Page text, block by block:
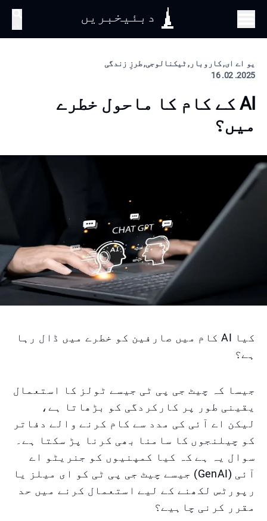
دبئیخبریں
یو اے ای, کاروبار, ٹیکنالوجی, طرزِ زندگی
2025. 02. 16
AI کے کام کا ماحول خطرے
میں؟
کیا AI کام میں صارفین کو خطرے میں ڈال رہا
ہے؟
جیسا کہ چیٹ جی پی ٹی جیسے ٹولز کا استعمال
یقینی طور پر کارکردگی کو بڑھاتا ہے،
لیکن اے آئی کی مدد سے کام کرنے والے دفاتر
کو چیلنجوں کا سامنا بھی کرنا پڑ سکتا ہے۔
سوال یہ ہے کہ کیا کمپنیوں کو جنریٹو اے
آئی (GenAI) جیسے چیٹ جی پی ٹی کو ای میلز یا
رپورٹس لکھنے کے لیے استعمال کرنے میں حد
مقرر کرنی چاہیے؟